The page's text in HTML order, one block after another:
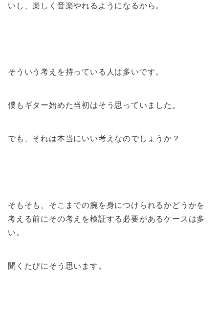
いし、楽しく音楽やれるようになるから。
そういう考えを持っている人は多いです。
僕もギター始めた当初はそう思っていました。
でも、それは本当にいい考えなのでしょうか？
そもそも、そこまでの腕を身につけられるかどうかを
考える前にその考えを検証する必要があるケースは多
い。
聞くたびにそう思います。